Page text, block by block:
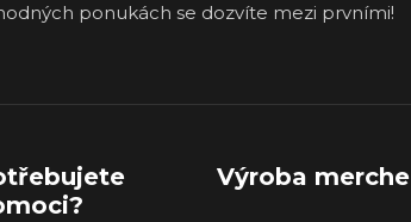
ponukách se dozvíte mezi prvními!
Výroba merche